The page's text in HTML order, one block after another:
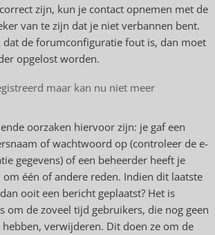
zijn, kun je contact opnemen met de
van te zijn dat je niet verbannen bent.
dat de forumconfiguratie fout is, dan moet
opgelost worden.
maar kan nu niet meer
oorzaken hiervoor zijn: je gaf een
of wachtwoord op (controleer de e-
gegevens) of een beheerder heeft je
één of andere reden. Indien dit laatste
ooit een bericht geplaatst? Het is
om de zoveel tijd gebruikers, die nog geen
verwijderen. Dit doen ze om de